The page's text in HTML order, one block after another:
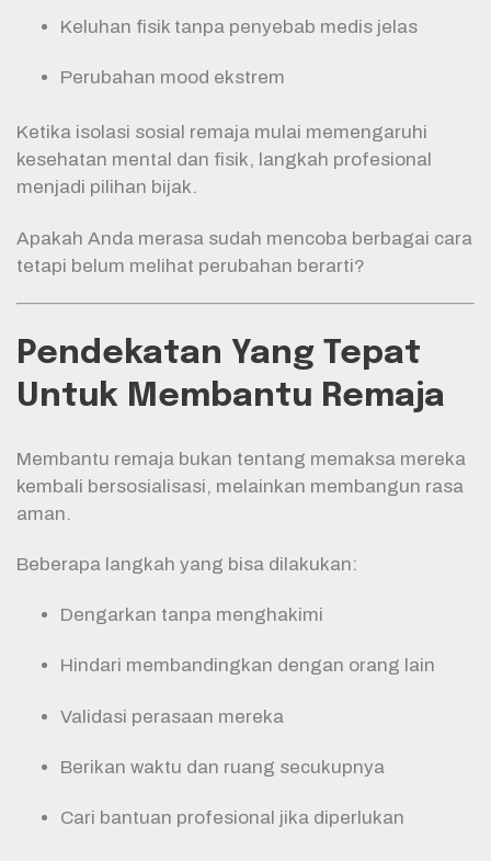
Keluhan fisik tanpa penyebab medis jelas
Perubahan mood ekstrem
Ketika isolasi sosial remaja mulai memengaruhi
kesehatan mental dan fisik, langkah profesional
menjadi pilihan bijak.
Apakah Anda merasa sudah mencoba berbagai cara
tetapi belum melihat perubahan berarti?
Pendekatan Yang Tepat
Untuk Membantu Remaja
Membantu remaja bukan tentang memaksa mereka
kembali bersosialisasi, melainkan membangun rasa
aman.
Beberapa langkah yang bisa dilakukan:
Dengarkan tanpa menghakimi
Hindari membandingkan dengan orang lain
Validasi perasaan mereka
Berikan waktu dan ruang secukupnya
Cari bantuan profesional jika diperlukan